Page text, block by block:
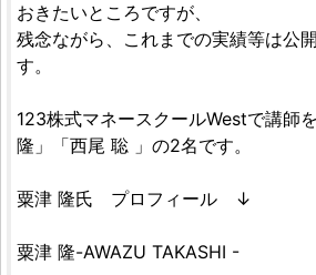
おきたいところですが、
残念ながら、これまでの実績等は公
す。
123株式マネースクールWestで講師
隆」「西尾 聡 」の2名です。
粟津 隆氏 プロフィール ↓
粟津 隆-AWAZU TAKASHI -